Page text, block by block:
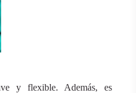
y flexible. Además, es